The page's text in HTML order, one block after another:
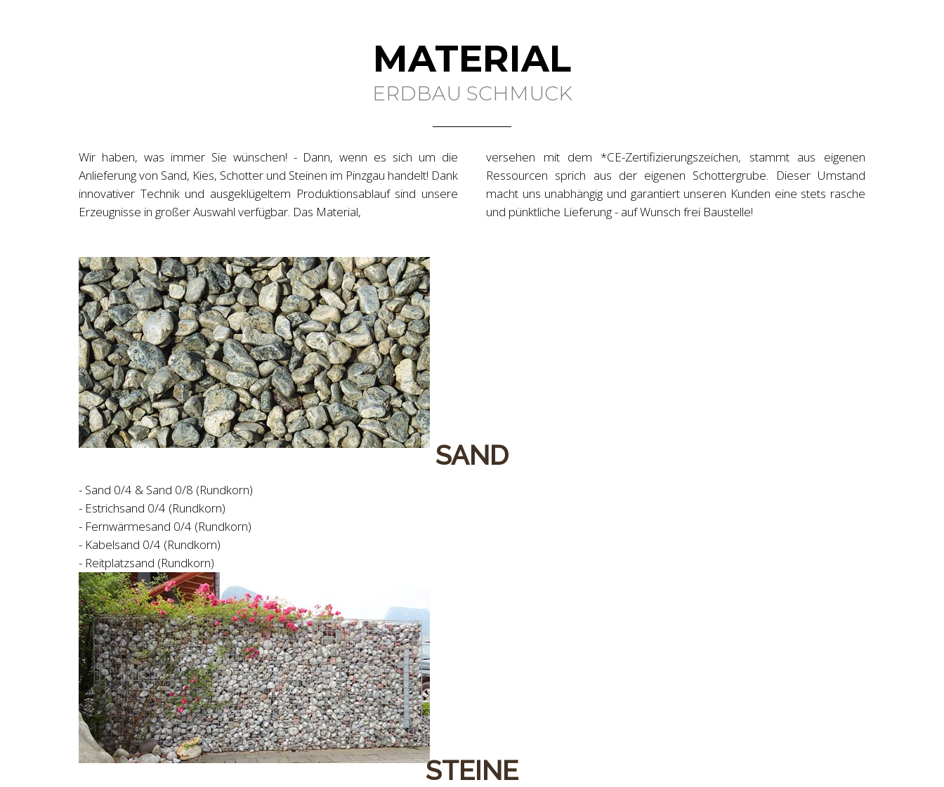
MATERIAL
ERDBAU SCHMUCK
Wir haben, was immer Sie wünschen! - Dann, wenn es sich um die
Anlieferung von Sand, Kies, Schotter und Steinen im Pinzgau handelt! Dank
innovativer Technik und ausgeklügeltem Produktionsablauf sind unsere
Erzeugnisse in großer Auswahl verfügbar. Das Material,
versehen mit dem *CE-Zertifizierungszeichen, stammt aus eigenen
Ressourcen sprich aus der eigenen Schottergrube. Dieser Umstand
macht uns unabhängig und garantiert unseren Kunden eine stets rasche
und pünktliche Lieferung - auf Wunsch frei Baustelle!
SAND
- Sand 0/4 & Sand 0/8 (Rundkorn)
- Estrichsand 0/4 (Rundkorn)
- Fernwärmesand 0/4 (Rundkorn)
- Kabelsand 0/4 (Rundkorn)
- Reitplatzsand (Rundkorn)
STEINE